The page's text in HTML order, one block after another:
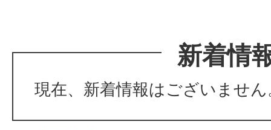
新着情
現在、新着情報はございません